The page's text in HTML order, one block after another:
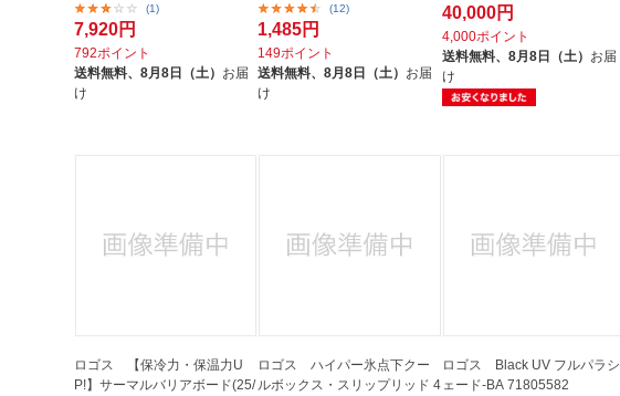
(1)
7,920円
792ポイント
送料無料、 8月8日（土） お届
け
(12)
1,485円
149ポイント
送料無料、8月8日（土） お届
け
40,000円
4,000ポイント
送料無料、 8月8日（土） お届
け
ロゴス 【保冷力・保温力U
P!】サーマルバリアボード(25/
ロゴス ハイパー氷点下クー
ルボックス・スリップリッド 4
ロゴス Black UV フルパラシ
ェード-BA 71805582